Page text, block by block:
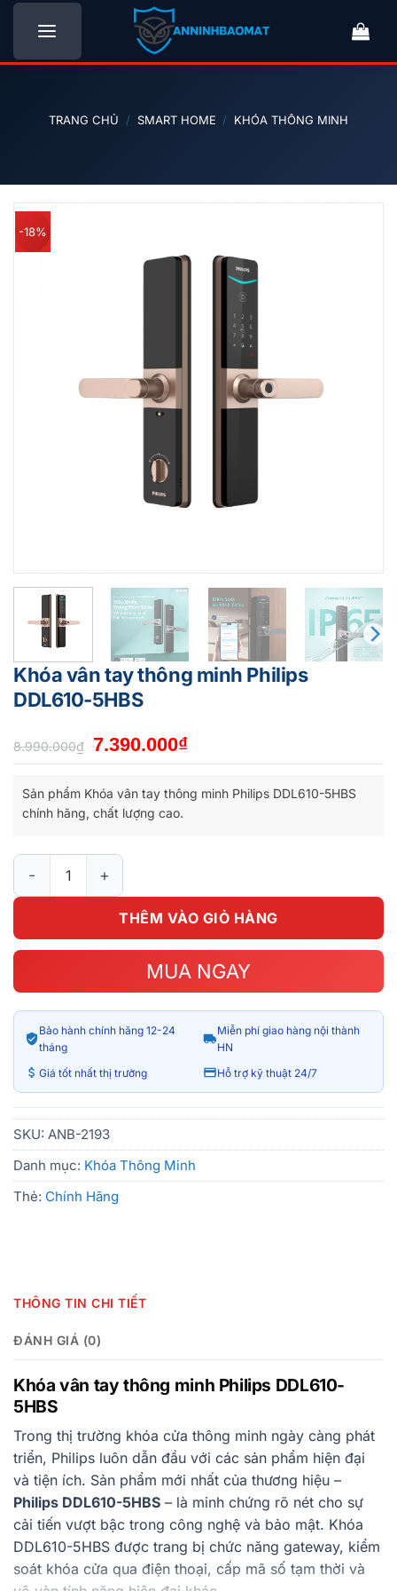
Bỏ
nội
TRANG CHỦ / SMART HOME / KHÓA THÔNG MINH
-18%
Khóa vân tay thông minh Philips
DDL610-5HBS
8.990.000₫
Giá
gốc
là:
8.990.000₫.
7.390.000₫Giá
hiện
tại
Sản phẩm Khóa vân tay thông minh Philips DDL610-5HBS
chính hãng, chất lượng cao.
Khóa vân tay thông minh Philips DDL610-5HBS số lượng
THÊM VÀO GIỎ HÀNG
MUA NGAY
Bảo hành chính hãng 12-24
tháng
Miễn phí giao hàng nội thành
HN
Giá tốt nhất thị trường
Hỗ trợ kỹ thuật 24/7
SKU: ANB-2193
Danh mục: Khóa Thông Minh
Thẻ: Chính Hãng
THÔNG TIN CHI TIẾT
ĐÁNH GIÁ (0)
Khóa vân tay thông minh Philips DDL610-
5HBS
Trong thị trường khóa cửa thông minh ngày càng phát
triển, Philips luôn dẫn đầu với các sản phẩm hiện đại
và tiện ích. Sản phẩm mới nhất của thương hiệu –
Philips DDL610-5HBS – là minh chứng rõ nét cho sự
cải tiến vượt bậc trong công nghệ và bảo mật. Khóa
DDL610-5HBS được trang bị chức năng gateway, kiểm
soát khóa cửa qua điện thoại, cấp mã số tạm thời và